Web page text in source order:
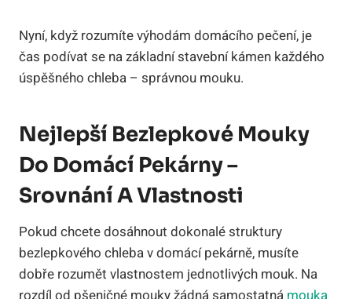
Nyní, když rozumíte výhodám domácího pečení, je
čas podívat se na základní stavební kámen každého
úspěšného chleba – správnou mouku.
Nejlepší Bezlepkové Mouky
Do Domácí Pekárny –
Srovnání A Vlastnosti
Pokud chcete dosáhnout dokonalé struktury
bezlepkového chleba v domácí pekárně, musíte
dobře rozumět vlastnostem jednotlivých mouk. Na